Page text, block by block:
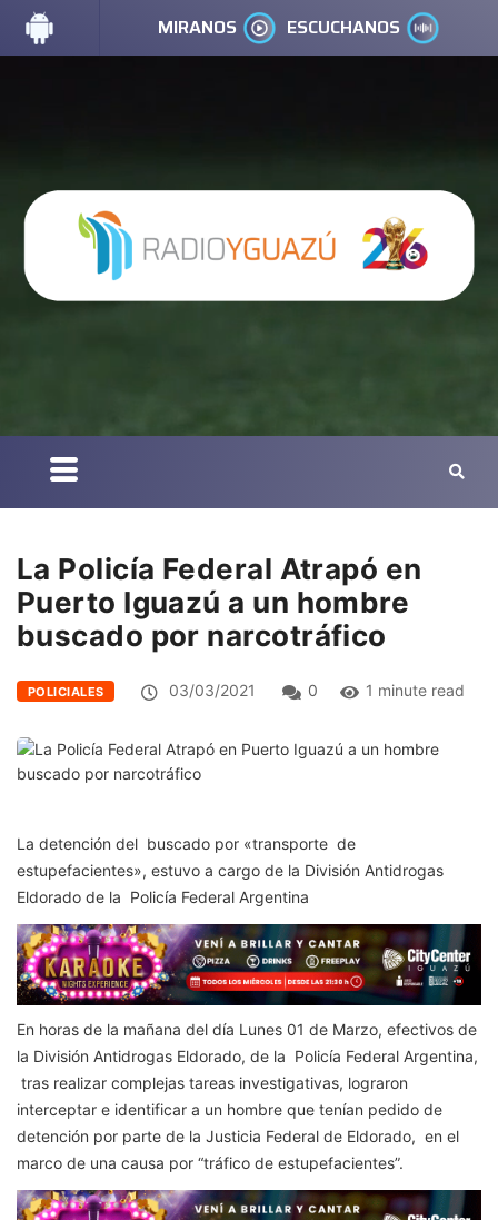
MIRANOS ESCUCHANOS
La Policía Federal Atrapó en
Puerto Iguazú a un hombre
buscado por narcotráfico
POLICIALES 03/03/2021 0 1 minute read
La detención del buscado por «transporte de
estupefacientes», estuvo a cargo de la División Antidrogas
Eldorado de la Policía Federal Argentina
En horas de la mañana del día Lunes 01 de Marzo, efectivos de
la División Antidrogas Eldorado, de la Policía Federal Argentina,
tras realizar complejas tareas investigativas, lograron
interceptar e identificar a un hombre que tenían pedido de
detención por parte de la Justicia Federal de Eldorado, en el
marco de una causa por “tráfico de estupefacientes”.